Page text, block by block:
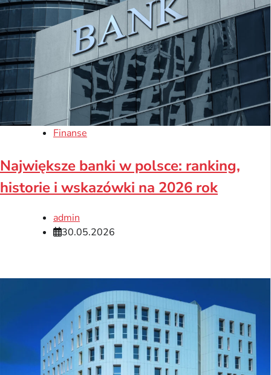
Finanse
Największe banki w polsce: ranking,
historie i wskazówki na 2026 rok
admin
30.05.2026